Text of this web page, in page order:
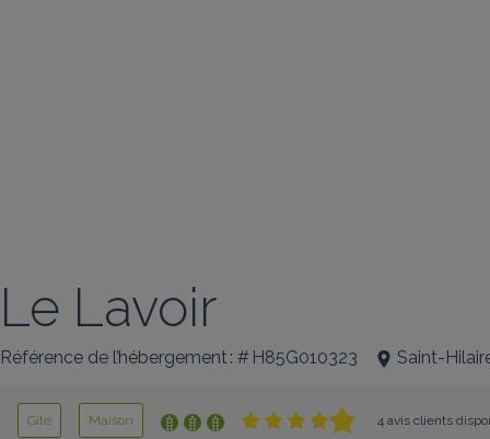
Le Lavoir
Référence de l’hébergement : # H85G010323 Saint-
Gîte Maison 4 avis clients